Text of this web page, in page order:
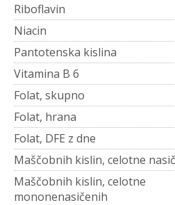
Riboflavin
Niacin
Pantotenska kislina
Vitamina B 6
Folat, skupno
Folat, hrana
Folat, DFE z dne
Maščobnih kislin, celotne
Maščobnih kislin, celotne
mononenasičenih